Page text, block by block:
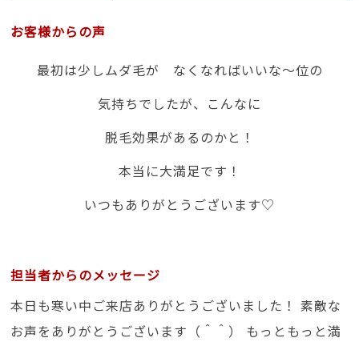
お客様からの声
最初は少しムダ毛が なくなればいいな～位の
気持ちでしたが、こんなに
脱毛効果があるのかと！
本当に大満足です！
いつもありがとうございます♡
担当者からのメッセージ
本日も寒い中ご来店ありがとうございました！ 素敵な
お声をありがとうございます（＾＾） もっともっと満